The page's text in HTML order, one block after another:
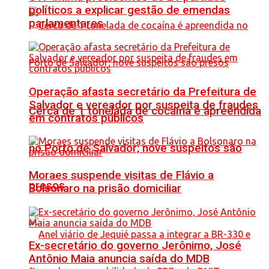
Cerca de 1 tonelada de cocaína é apreendida
no Porto de Salvador; nove suspeitos são
presos
políticos a explicar gestão de emendas
parlamentares
Operação afasta secretário da Prefeitura de
Salvador e vereador por suspeita de fraudes
em contratos públicos
Moraes suspende visitas de Flávio a
Bolsonaro na prisão domiciliar
Ex-secretário do governo Jerônimo, José
Antônio Maia anuncia saída do MDB